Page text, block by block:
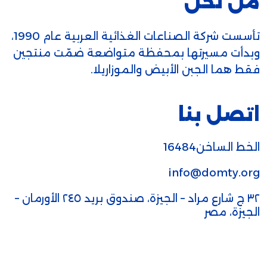
تأسست شركة الصناعات الغذائية العربية عام 1990،
وبدأت مسيرتها بمحفظة متواضعة ضمّت منتجين
فقط هما الجبن الأبيض والموزاريلا.
اتصل بنا
الخط الساخن16484
info@domty.org
٣٢ ج شارع مراد – الجيزة، صندوق بريد ٢٤٥ الأورمان –
الجيزة، مصر